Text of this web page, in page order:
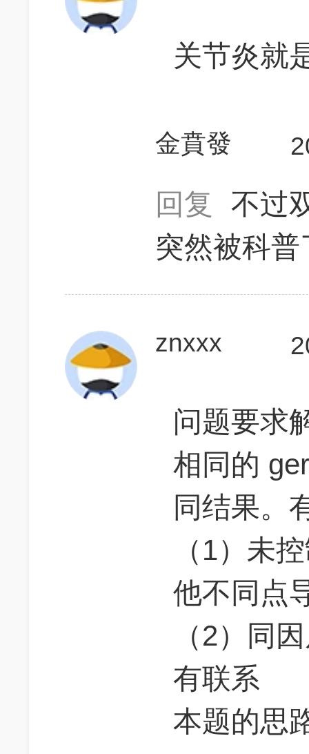
关节炎就
金賁發
回复
不过
突然被科普
znxxx
问题要求
相同的
同结果。
（1）未
他不同点
（2）同
有联系
本题的思